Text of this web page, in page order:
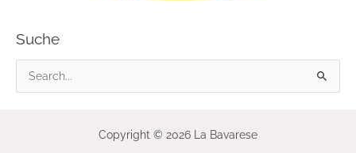
Suche
Copyright © 2026 La Bavarese